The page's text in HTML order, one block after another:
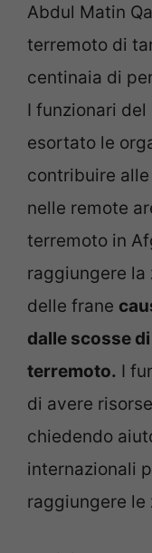
Abdul Matin
terremoto di
centinaia di
I funzionari
esortato le
contribuire
nelle remote
terremoto in
raggiungere la
delle frane
dalle scosse
terremoto. I
di avere
chiedendo
internazionali
raggiungere le